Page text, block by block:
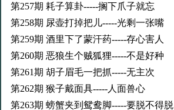
第257期 耗子算卦-----搁下爪子就忘
第258期 尿壶打掉把儿-----光剩一张嘴
第259期 酒里下了蒙汗药-----存心害人
第260期 恶狼生个贼狐狸-----不是好种
第261期 胡子眉毛一把抓-----无主次
第262期 猴子戴面具-----人面兽心
第263期 螃蟹夹到鸳鸯脚-----要脱不得脱